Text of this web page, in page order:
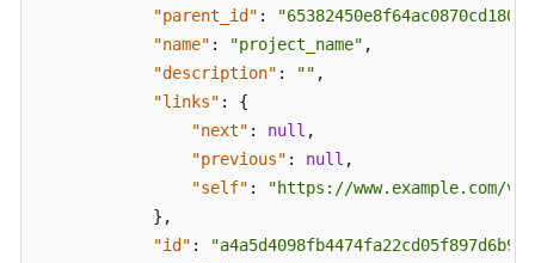
"parent_id" :
"name" : "project_name" ,
"description" : "" ,
"links" :
{
"next" : null ,
"previous" : null ,
"self" :
"https://www.example.com/
} ,
"id" :
"a4a5d4098fb4474fa22cd05f897d6b99"